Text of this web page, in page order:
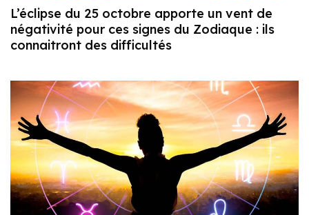
L’éclipse du 25 octobre apporte un vent de
négativité pour ces signes du Zodiaque : ils
connaitront des difficultés